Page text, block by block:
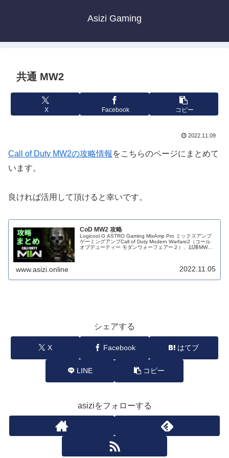
Asizi Gaming
共通 MW2
X Facebook コピー
2022.11.09
Call of Duty MW2の攻略情報 をこちらのページにまとめて
います。
良ければ活用して頂けると幸いです。
CoD MW2 攻略
Logicool G ASTRO Gaming MixAmp Pro ミックスアンプ
ゲーミングアンプCall of Duty Modern Warfare2（コール
オブデューティー モダンウォーフェアー２）、以降MW2
www.asizi.online 2022.11.05
シェアする
X Facebook はてブ
LINE コピー
asiziをフォローする